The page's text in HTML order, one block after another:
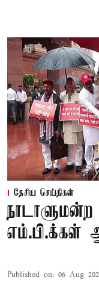
தேசிய செய்திகள்
நாடாளுமன்ற
எம்.பி.க்கள்
Published on: 06 Aug